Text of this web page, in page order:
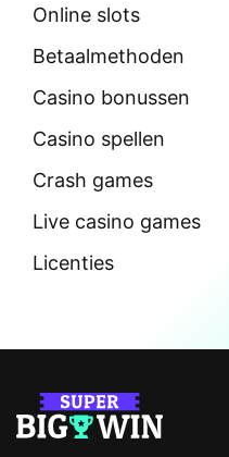
Online slots
Betaalmethoden
Casino bonussen
Casino spellen
Crash games
Live casino games
Licenties